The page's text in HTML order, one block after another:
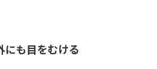
にも目をむける